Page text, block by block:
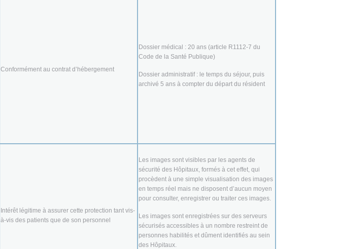
Conformément au contrat d’hébergement
Dossier médical : 20 ans (article R1112-7 du
Code de la Santé Publique)
Dossier administratif : le temps du séjour, puis
archivé 5 ans à compter du départ du résident
Intérêt légitime à assurer cette protection tant vis-
à-vis des patients que de son personnel
Les images sont visibles par les agents de
sécurité des Hôpitaux, formés à cet effet, qui
procèdent à une simple visualisation des images
en temps réel mais ne disposent d’aucun moyen
pour consulter, enregistrer ou traiter ces images.
Les images sont enregistrées sur des serveurs
sécurisés accessibles à un nombre restreint de
personnes habilités et dûment identifiés au sein
des Hôpitaux.